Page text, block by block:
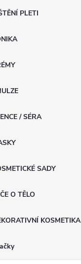
PLETI
/ SÉRA
SADY
O TĚLO
KOSMETIKA